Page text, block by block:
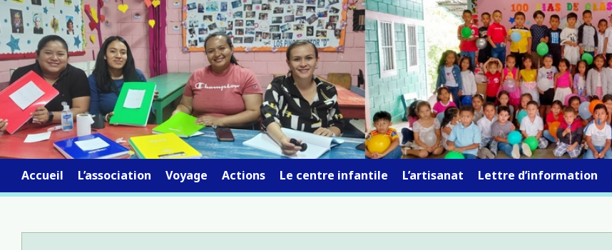
Skip
to
content
Accueil L’association Voyage Actions Le centre infantile L’artisanat Lettre d’information